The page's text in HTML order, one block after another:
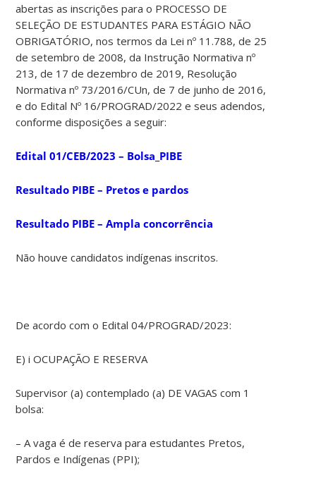
abertas as inscrições para o PROCESSO DE
SELEÇÃO DE ESTUDANTES PARA ESTÁGIO NÃO
OBRIGATÓRIO, nos termos da Lei nº 11.788, de 25
de setembro de 2008, da Instrução Normativa nº
213, de 17 de dezembro de 2019, Resolução
Normativa nº 73/2016/CUn, de 7 de junho de 2016,
e do Edital Nº 16/PROGRAD/2022 e seus adendos,
conforme disposições a seguir:
Edital 01/CEB/2023 – Bolsa_PIBE
Resultado PIBE – Pretos e pardos
Resultado PIBE – Ampla concorrência
Não houve candidatos indígenas inscritos.
De acordo com o Edital 04/PROGRAD/2023:
E) i OCUPAÇÃO E RESERVA
Supervisor (a) contemplado (a) DE VAGAS com 1
bolsa:
– A vaga é de reserva para estudantes Pretos,
Pardos e Indígenas (PPI);